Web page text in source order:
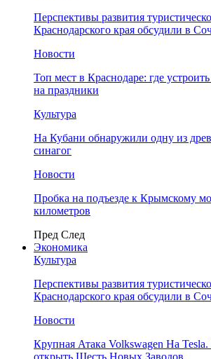
Перспективы развития
Краснодарского края обсудили в
Новости
Топ мест в Краснодаре: где
на праздники
Культура
На Кубани обнаружили одну из
синагог
Новости
Пробка на подъезде к Крымскому
километров
Пред След
Экономика
Культура
Перспективы развития
Краснодарского края обсудили в
Новости
Крупная Атака Volkswagen На
открыть Шесть Новых Заводов